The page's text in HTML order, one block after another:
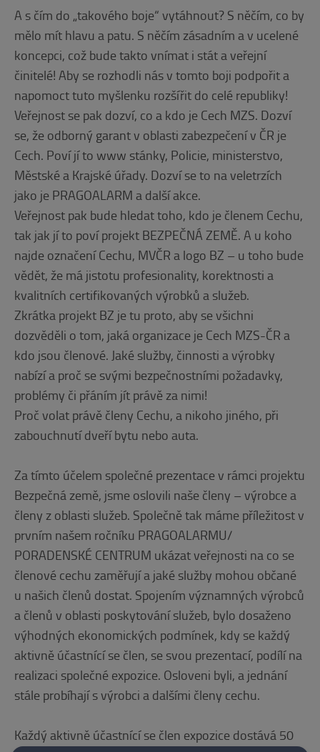
A s čím do „takového boje“ vytáhnout? S něčím, co by
mělo mít hlavu a patu. S něčím zásadním a v ucelené
koncepci, což bude takto vnímat i stát a veřejní
činitelé! Aby se rozhodli nás v tomto boji podpořit a
napomoct tuto myšlenku rozšířit do celé republiky!
Veřejnost se pak dozví, co a kdo je Cech MZS. Dozví
se, že odborný garant v oblasti zabezpečení v ČR je
Cech. Poví jí to www stánky, Policie, ministerstvo,
Městské a Krajské úřady. Dozví se to na veletrzích
jako je PRAGOALARM a další akce.
Veřejnost pak bude hledat toho, kdo je členem Cechu,
tak jak jí to poví projekt BEZPEČNÁ ZEMĚ. A u koho
najde označení Cechu, MVČR a logo BZ – u toho bude
vědět, že má jistotu profesionality, korektnosti a
kvalitních certifikovaných výrobků a služeb.
Zkrátka projekt BZ je tu proto, aby se všichni
dozvěděli o tom, jaká organizace je Cech MZS-ČR a
kdo jsou členové. Jaké služby, činnosti a výrobky
nabízí a proč se svými bezpečnostními požadavky,
problémy či přáním jít právě za nimi!
Proč volat právě členy Cechu, a nikoho jiného, při
zabouchnutí dveří bytu nebo auta.
Za tímto účelem společné prezentace v rámci projektu
Bezpečná země, jsme oslovili naše členy – výrobce a
členy z oblasti služeb. Společně tak máme příležitost v
prvním našem ročníku PRAGOALARMU/
PORADENSKÉ CENTRUM ukázat veřejnosti na co se
členové cechu zaměřují a jaké služby mohou občané
u našich členů dostat. Spojením významných výrobců
a členů v oblasti poskytování služeb, bylo dosaženo
výhodných ekonomických podmínek, kdy se každý
aktivně účastnící se člen, se svou prezentací, podílí na
realizaci společné expozice. Osloveni byli, a jednání
stále probíhají s výrobci a dalšími členy cechu.
Každý aktivně účastnící se člen expozice dostává 50